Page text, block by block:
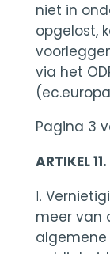
niet in
opgelost,
via het
(
Pagina 3
ARTIKEL
meer van